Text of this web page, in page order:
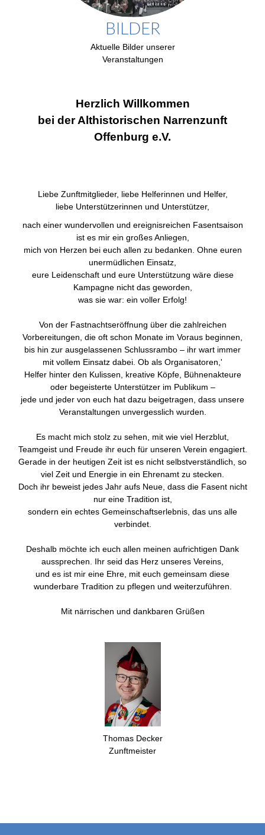
BILDER
Aktuelle Bilder unserer
Veranstaltungen
Herzlich Willkommen
bei der Althistorischen Narrenzunft
Offenburg e.V.
Liebe Zunftmitglieder, liebe Helferinnen und Helfer,
liebe Unterstützerinnen und Unterstützer,
nach einer wundervollen und ereignisreichen Fasentsaison
ist es mir ein großes Anliegen,
mich von Herzen bei euch allen zu bedanken. Ohne euren
unermüdlichen Einsatz,
eure Leidenschaft und eure Unterstützung wäre diese
Kampagne nicht das geworden,
was sie war: ein voller Erfolg!
Von der Fastnachtseröffnung über die zahlreichen
Vorbereitungen, die oft schon Monate im Voraus beginnen,
bis hin zur ausgelassenen Schlussrambo – ihr wart immer
mit vollem Einsatz dabei. Ob als Organisatoren,'
Helfer hinter den Kulissen, kreative Köpfe, Bühnenakteure
oder begeisterte Unterstützer im Publikum –
jede und jeder von euch hat dazu beigetragen, dass unsere
Veranstaltungen unvergesslich wurden.
Es macht mich stolz zu sehen, mit wie viel Herzblut,
Teamgeist und Freude ihr euch für unseren Verein engagiert.
Gerade in der heutigen Zeit ist es nicht selbstverständlich, so
viel Zeit und Energie in ein Ehrenamt zu stecken.
Doch ihr beweist jedes Jahr aufs Neue, dass die Fasent nicht
nur eine Tradition ist,
sondern ein echtes Gemeinschaftserlebnis, das uns alle
verbindet.
Deshalb möchte ich euch allen meinen aufrichtigen Dank
aussprechen. Ihr seid das Herz unseres Vereins,
und es ist mir eine Ehre, mit euch gemeinsam diese
wunderbare Tradition zu pflegen und weiterzuführen.
Mit närrischen und dankbaren Grüßen
Thomas Decker
Zunftmeister